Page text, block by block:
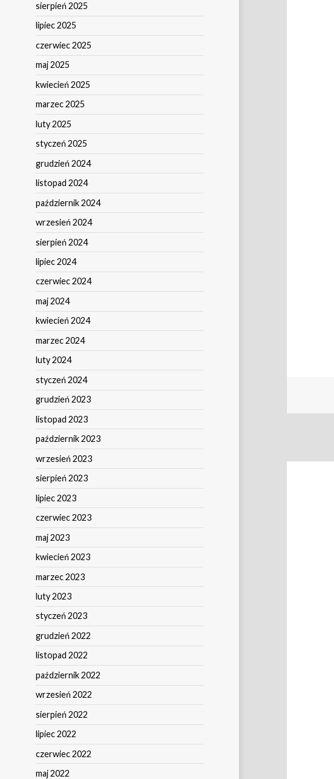
sierpień 2025
lipiec 2025
czerwiec 2025
maj 2025
kwiecień 2025
marzec 2025
luty 2025
styczeń 2025
grudzień 2024
listopad 2024
październik 2024
wrzesień 2024
sierpień 2024
lipiec 2024
czerwiec 2024
maj 2024
kwiecień 2024
marzec 2024
luty 2024
styczeń 2024
grudzień 2023
listopad 2023
październik 2023
wrzesień 2023
sierpień 2023
lipiec 2023
czerwiec 2023
maj 2023
kwiecień 2023
marzec 2023
luty 2023
styczeń 2023
grudzień 2022
listopad 2022
październik 2022
wrzesień 2022
sierpień 2022
lipiec 2022
czerwiec 2022
maj 2022